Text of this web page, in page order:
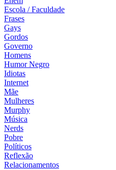
Escola / Faculdade
Frases
Gays
Gordos
Governo
Homens
Humor Negro
Idiotas
Internet
Mãe
Mulheres
Murphy
Música
Nerds
Pobre
Políticos
Reflexão
Relacionamentos